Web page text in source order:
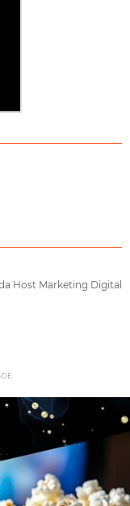
Host Marketing Digital